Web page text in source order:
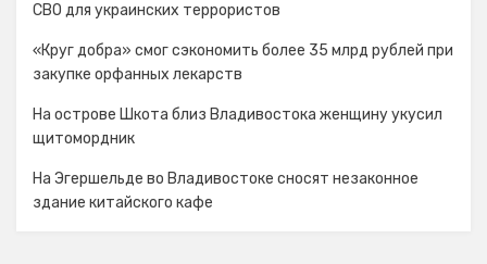
СВО для украинских террористов
«Круг добра» смог сэкономить более 35 млрд рублей при
закупке орфанных лекарств
На острове Шкота близ Владивостока женщину укусил
щитомордник
На Эгершельде во Владивостоке сносят незаконное
здание китайского кафе